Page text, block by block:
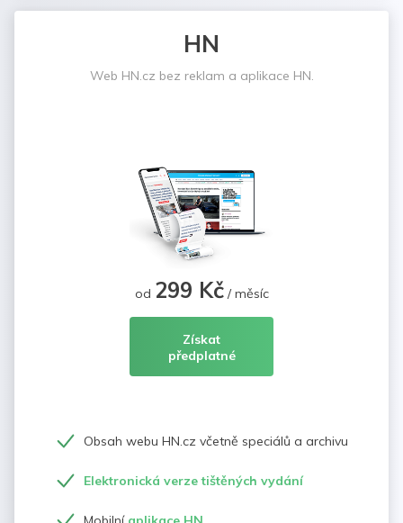
HN
Web HN.cz bez reklam a aplikace HN.
od 299 Kč/ měsíc
Získat
předplatné
Obsah webu HN.cz včetně speciálů a archivu
Elektronická verze tištěných vydání